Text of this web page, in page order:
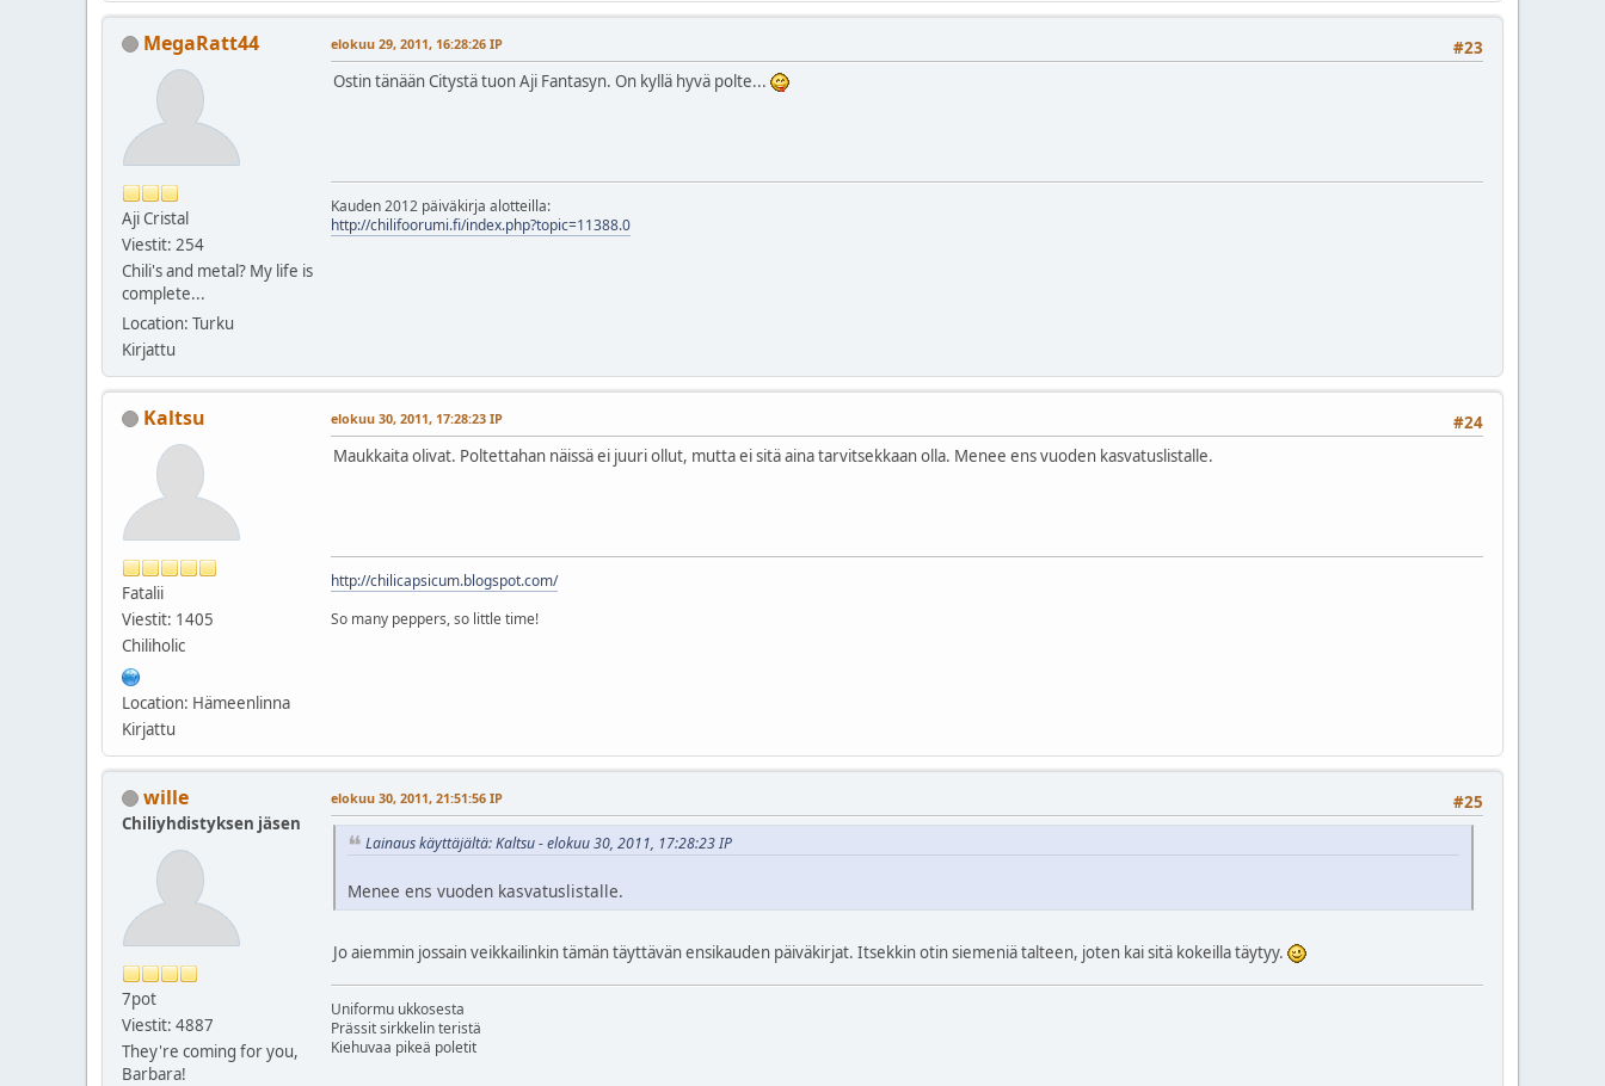
MegaRatt44
Aji Cristal
Viestit: 254
Chili's and metal? My life is
complete...
Location: Turku
Kirjattu
#23
elokuu 29, 2011, 16:28:26 IP
Ostin tänään Citystä tuon Aji Fantasyn. On kyllä hyvä polte...
Kauden 2012 päiväkirja alotteilla:
http://chilifoorumi.fi/index.php?topic=11388.0
Kaltsu
Fatalii
Viestit: 1405
Chiliholic
Location: Hämeenlinna
Kirjattu
#24
elokuu 30, 2011, 17:28:23 IP
Maukkaita olivat. Poltettahan näissä ei juuri ollut, mutta ei sitä aina tarvitsekkaan olla. Menee ens vuoden kasvatuslistalle.
http://chilicapsicum.blogspot.com/
So many peppers, so little time!
wille
Chiliyhdistyksen jäsen
7pot
Viestit: 4887
They're coming for you,
Barbara!
#25
elokuu 30, 2011, 21:51:56 IP
Lainaus käyttäjältä: Kaltsu - elokuu 30, 2011, 17:28:23 IP
Menee ens vuoden kasvatuslistalle.
Jo aiemmin jossain veikkailinkin tämän täyttävän ensikauden päiväkirjat. Itsekkin otin siemeniä talteen, joten kai sitä kokeilla täytyy.
Uniformu ukkosesta
Prässit sirkkelin teristä
Kiehuvaa pikeä poletit